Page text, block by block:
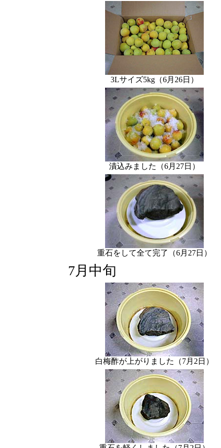
3Lサイズ5kg（6月26日）
漬込みました（6月27日）
重石をして全て完了（6月27日）
7月中旬
白梅酢が上がりました（7月2日）